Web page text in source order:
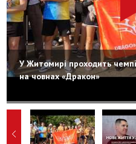
У Житомирі проходить
на човнах «Дракон»